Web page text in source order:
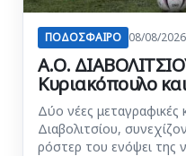
ΠΟΔΟΣΦΑΙΡΟ 08/08/
Α.Ο.
Κυριακόπουλο
Δύο νέες μεταγραφικές
Διαβολιτσίου,
ρόστερ του ενόψει της